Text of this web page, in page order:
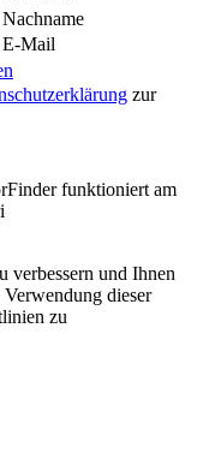
Nachname
E-Mail
zur
funktioniert am
verbessern und Ihnen
dieser
zu